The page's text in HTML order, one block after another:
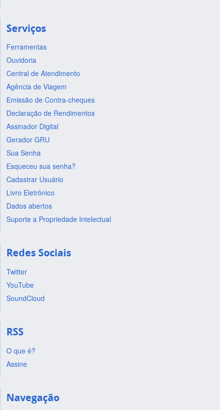
Serviços
Ferramentas
Ouvidoria
Central de Atendimento
Agência de Viagem
Emissão de Contra-cheques
Declaração de Rendimentos
Assinador Digital
Gerador GRU
Sua Senha
Esqueceu sua senha?
Cadastrar Usuário
Livro Eletrônico
Dados abertos
Suporte a Propriedade Intelectual
Redes Sociais
Twitter
YouTube
SoundCloud
RSS
O que é?
Assine
Navegação